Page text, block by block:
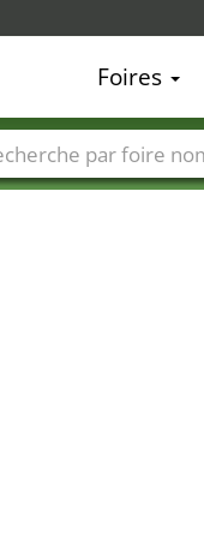
Foires
Foire noms Pays